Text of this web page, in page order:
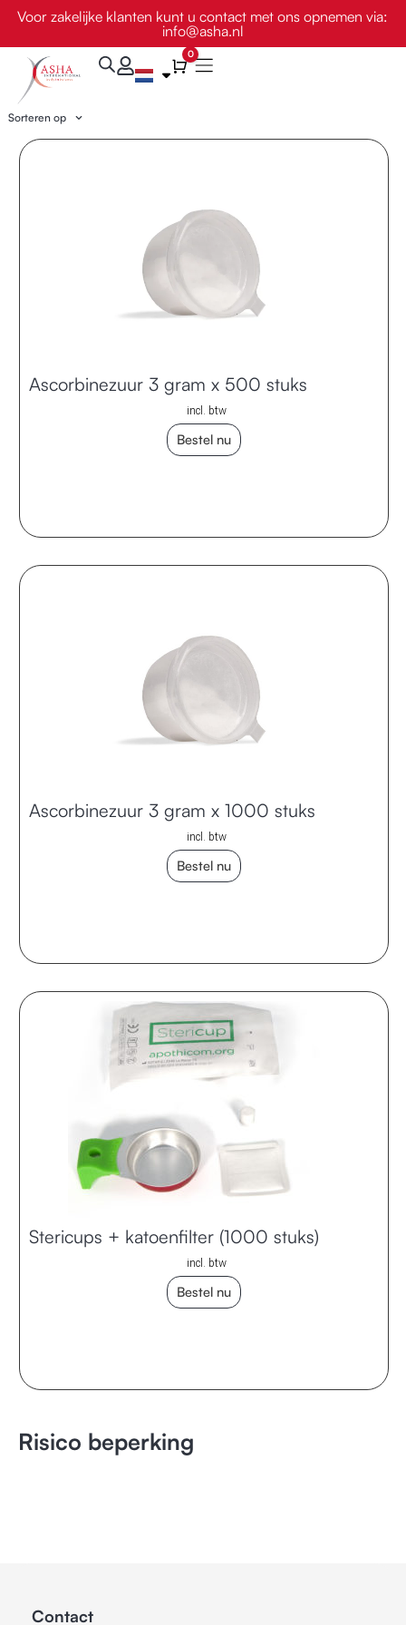
de
inhoud
Voor zakelijke klanten kunt u contact met ons opnemen via:
info@asha.nl
Winkelwagen
0
Sorteren op
Ascorbinezuur 3 gram x 500 stuks
incl. btw
Bestel nu
Ascorbinezuur 3 gram x 1000 stuks
incl. btw
Bestel nu
Stericups + katoenfilter (1000 stuks)
incl. btw
Bestel nu
Risico beperking
Contact